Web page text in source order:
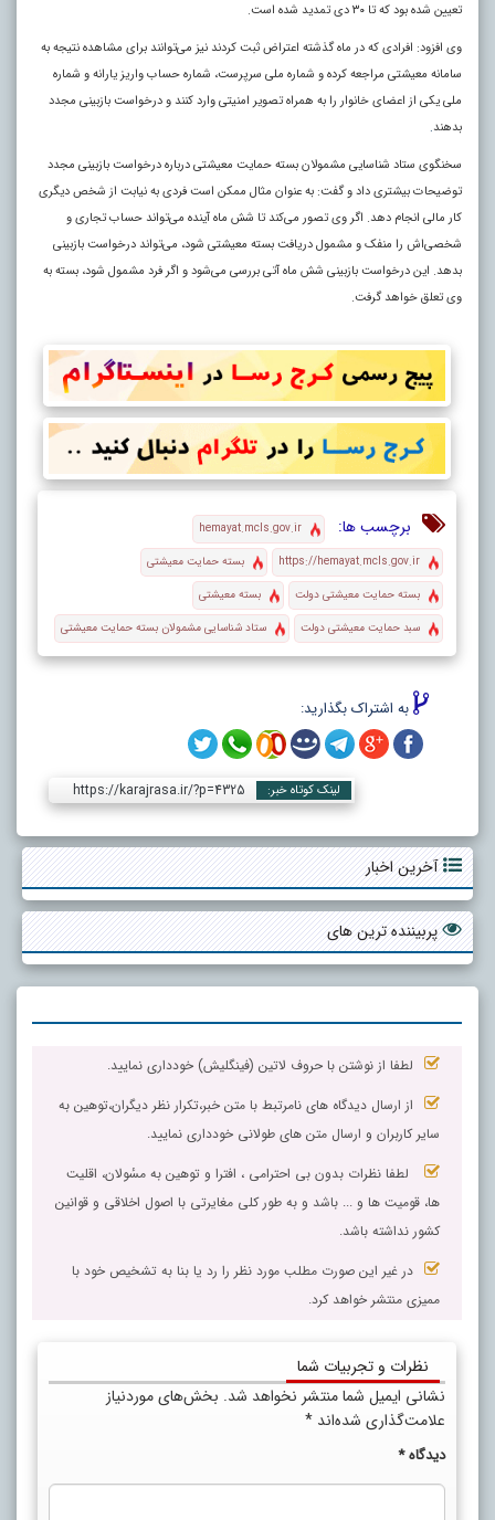
تعیین شده بود که تا ۳۰ دی تمدید شده است.
وی افزود: افرادی که در ماه گذشته اعتراض ثبت کردند نیز می‌توانند برای مشاهده نتیجه به
سامانه معیشتی مراجعه کرده و شماره ملی سرپرست، شماره حساب واریز یارانه و شماره
ملی یکی از اعضای خانوار را به همراه تصویر امنیتی وارد کنند و درخواست بازبینی مجدد
بدهند.
سخنگوی ستاد شناسایی مشمولان بسته حمایت معیشتی درباره درخواست بازبینی مجدد
توضیحات بیشتری داد و گفت: به عنوان مثال ممکن است فردی به نیابت از شخص دیگری
کار مالی انجام دهد. اگر وی تصور می‌کند تا شش ماه آینده می‌تواند حساب تجاری و
شخصی‌اش را منفک و مشمول دریافت بسته معیشتی شود، می‌تواند درخواست بازبینی
بدهد. این درخواست بازبینی شش ماه آتی بررسی می‌شود و اگر فرد مشمول شود، بسته به
وی تعلق خواهد گرفت.
برچسب ها:
hemayat.mcls.gov.ir
https://hemayat.mcls.gov.ir
بسته حمایت معیشتی
بسته حمایت معیشتی دولت
بسته معیشتی
سبد حمایت معیشتی دولت
ستاد شناسایی مشمولان بسته حمایت معیشتی
به اشتراک بگذارید:
لینک کوتاه خبر: https://karajrasa.ir/?p=4325
آخرین اخبار
پربیننده ترین های
لطفا از نوشتن با حروف لاتین (فینگلیش) خودداری نمایید.
از ارسال دیدگاه های نامرتبط با متن خبر،تکرار نظر دیگران،توهین به
سایر کاربران و ارسال متن های طولانی خودداری نمایید.
لطفا نظرات بدون بی احترامی ، افترا و توهین به مسٔولان، اقلیت
ها، قومیت ها و ... باشد و به طور کلی مغایرتی با اصول اخلاقی و قوانین
کشور نداشته باشد.
در غیر این صورت مطلب مورد نظر را رد یا بنا به تشخیص خود با
ممیزی منتشر خواهد کرد.
نظرات و تجربیات شما
نشانی ایمیل شما منتشر نخواهد شد. بخش‌های موردنیاز
علامت‌گذاری شده‌اند *
دیدگاه*